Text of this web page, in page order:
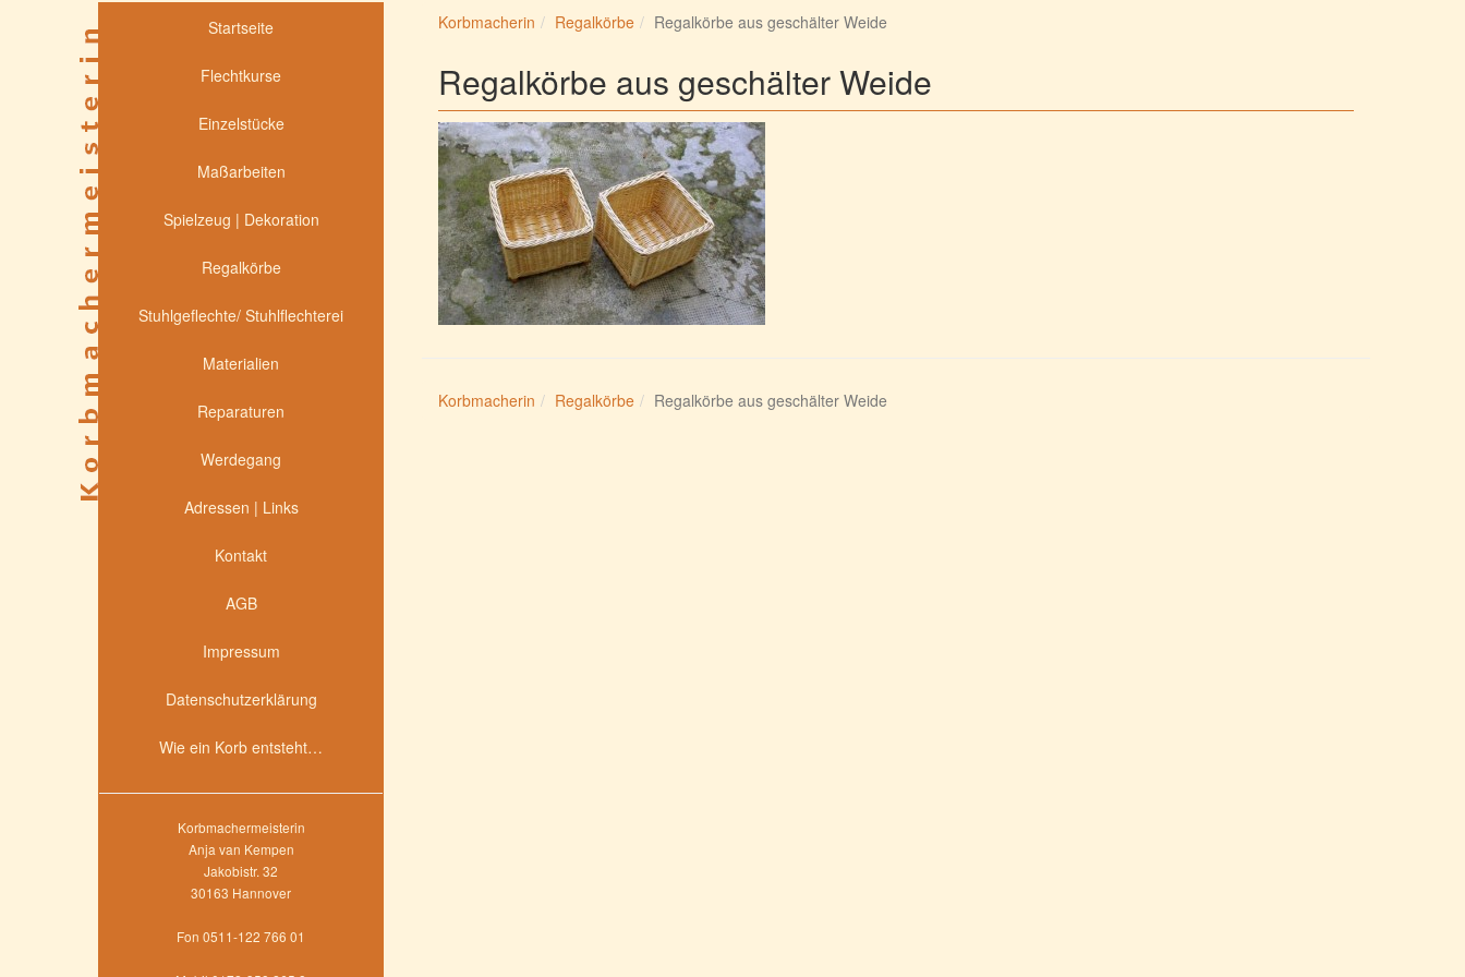
Startseite
Flechtkurse
Einzelstücke
Maßarbeiten
Spielzeug | Dekoration
Regalkörbe
Stuhlgeflechte/ Stuhlflechterei
Materialien
Reparaturen
Werdegang
Adressen | Links
Kontakt
AGB
Impressum
Datenschutzerklärung
Wie ein Korb entsteht…
Korbmachermeisterin
Anja van Kempen
Jakobistr. 32
30163 Hannover
Fon 0511-122 766 01
Korbmacherin Regalkörbe Regalkörbe aus geschälter Weide
Regalkörbe aus geschälter Weide
Korbmacherin Regalkörbe Regalkörbe aus geschälter Weide